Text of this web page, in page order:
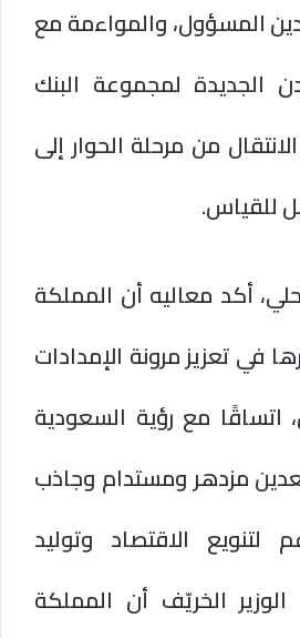
المسؤول، والمواءمة مع
الجديدة لمجموعة البنك
من مرحلة الحوار إلى
للقياس.
أكد معاليه أن المملكة
في تعزيز مرونة الإمدادات
اتساقًا مع رؤية السعودية
تعدين مزدهر ومستدام وجاذب
لتنويع الاقتصاد وتوليد
الخريّف أن المملكة